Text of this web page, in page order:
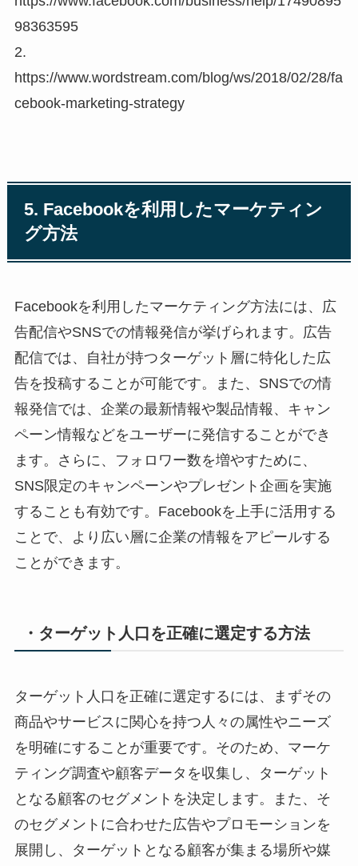
98363595
2.
https://www.wordstream.com/blog/ws/2018/02/28/fa
cebook-marketing-strategy
5. Facebookを利用したマーケティン
グ方法
Facebookを利用したマーケティング方法には、広
告配信やSNSでの情報発信が挙げられます。広告
配信では、自社が持つターゲット層に特化した広
告を投稿することが可能です。また、SNSでの情
報発信では、企業の最新情報や製品情報、キャン
ペーン情報などをユーザーに発信することができ
ます。さらに、フォロワー数を増やすために、
SNS限定のキャンペーンやプレゼント企画を実施
することも有効です。Facebookを上手に活用する
ことで、より広い層に企業の情報をアピールする
ことができます。
・ターゲット人口を正確に選定する方法
ターゲット人口を正確に選定するには、まずその
商品やサービスに関心を持つ人々の属性やニーズ
を明確にすることが重要です。そのため、マーケ
ティング調査や顧客データを収集し、ターゲット
となる顧客のセグメントを決定します。また、そ
のセグメントに合わせた広告やプロモーションを
展開し、ターゲットとなる顧客が集まる場所や媒